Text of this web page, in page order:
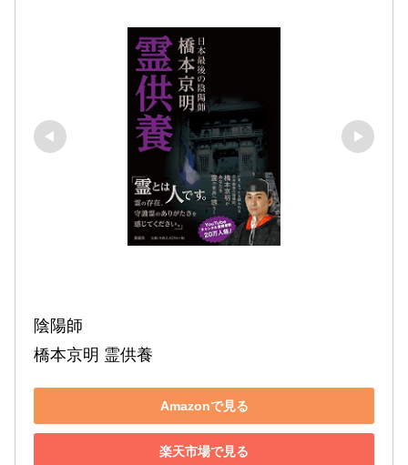
陰陽師
橋本京明 霊供養
Amazonで見る
楽天市場で見る